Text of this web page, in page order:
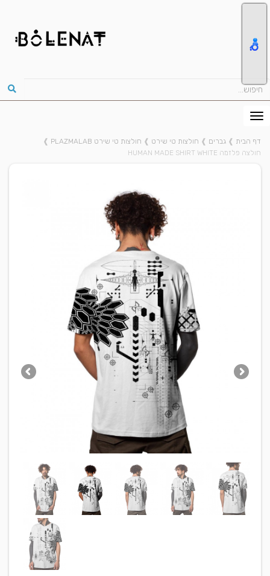
דף הבית ❱ גברים ❱ חולצות טי שירט ❱ חולצות טי שירט PLAZMALAB
❱
חולצה פלזמה HUMAN MADE SHIRT WHITE